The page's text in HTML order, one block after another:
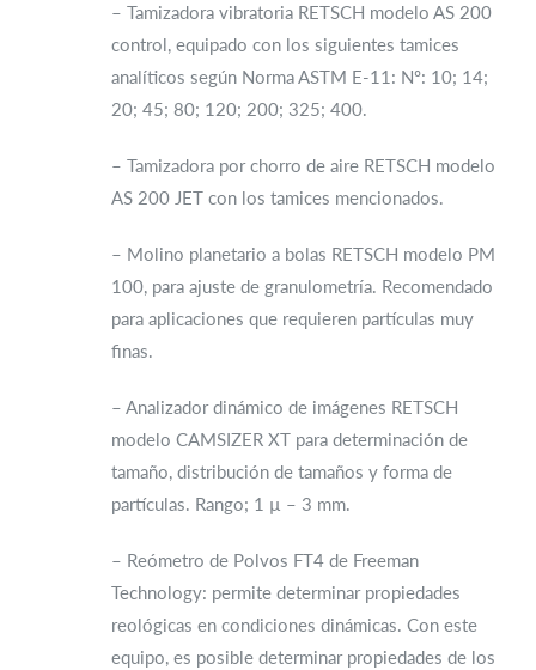
– Tamizadora vibratoria RETSCH modelo AS 200
control, equipado con los siguientes tamices
analíticos según Norma ASTM E-11: Nº: 10; 14;
20; 45; 80; 120; 200; 325; 400.
– Tamizadora por chorro de aire RETSCH modelo
AS 200 JET con los tamices mencionados.
– Molino planetario a bolas RETSCH modelo PM
100, para ajuste de granulometría. Recomendado
para aplicaciones que requieren partículas muy
finas.
– Analizador dinámico de imágenes RETSCH
modelo CAMSIZER XT para determinación de
tamaño, distribución de tamaños y forma de
partículas. Rango; 1 µ – 3 mm.
– Reómetro de Polvos FT4 de Freeman
Technology: permite determinar propiedades
reológicas en condiciones dinámicas. Con este
equipo, es posible determinar propiedades de los